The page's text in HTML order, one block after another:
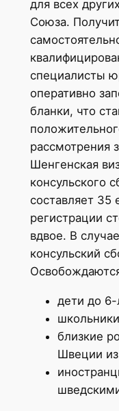
для всех
Союза.
специалисты
оперативно
бланки, что
рассмотрения
Шенгенская
консульского
составляет 35
регистрации
вдвое. В
консульский
дети до 6-
близкие
Швеции